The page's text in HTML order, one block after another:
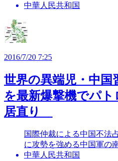
中華人民共和国
2016/7/20 7:25
世界の異端児・中
を最新爆撃機でパ
居直り
国際仲裁による中国不法
に攻勢を強める中国軍の
中華人民共和国